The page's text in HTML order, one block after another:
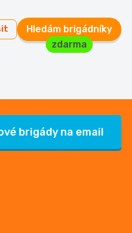
Hledám brigádníky
zdarma
brigády na email